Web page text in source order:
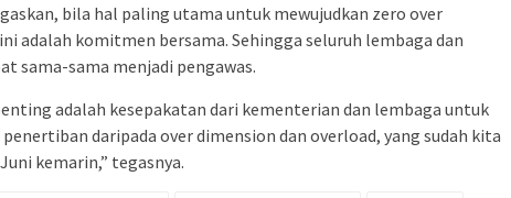
bila hal paling utama untuk mewujudkan zero over
adalah komitmen bersama. Sehingga seluruh lembaga dan
sama-sama menjadi pengawas.
adalah kesepakatan dari kementerian dan lembaga untuk
daripada over dimension dan overload, yang sudah kita
kemarin,” tegasnya.